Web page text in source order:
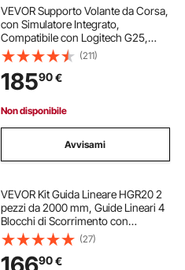
VEVOR Supporto Volante da Corsa,
con Simulatore Integrato,
Compatibile con Logitech G25,
G27, G29, G920, G923,
Thrustmaster T300RS, TX F458,
T500RS, T3PA-PRO (F1/GT) e Pedali
CSR, Nero
(211)
18590€
Non disponibile
Avvisami
VEVOR Kit Guida Lineare HGR20 2
pezzi da 2000 mm, Guide Lineari 4
Blocchi di Scorrimento con
Cuscinetti, Kit Antiruggine per Fai
da te, Router CNC, Torni, Fresatrici,
Stampanti 3D
(27)
90€